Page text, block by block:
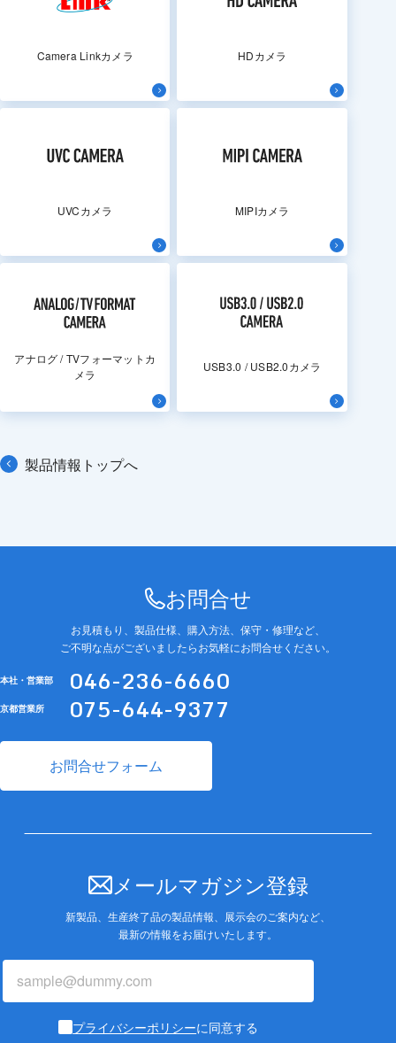
Camera Linkカメラ HDカメラ
UVCカメラ MIPIカメラ
アナログ / TVフォーマットカ
メラ
USB3.0 / USB2.0カメラ
製品情報トップへ
お問合せ
お見積もり、製品仕様、購入方法、保守・修理など、
ご不明な点がございましたらお気軽にお問合せください。
本社・営業部 046-236-6660
京都営業所 075-644-9377
お問合せフォーム
メールマガジン登録
新製品、生産終了品の製品情報、展示会のご案内など、
最新の情報をお届けいたします。
プライバシーポリシーに同意する